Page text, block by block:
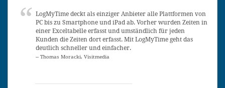
LogMyTime deckt als einziger Anbieter alle Plattformen von
PC bis zu Smartphone und iPad ab. Vorher wurden Zeiten in
einer Exceltabelle erfasst und umständlich für jeden
Kunden die Zeiten dort erfasst. Mit LogMyTime geht das
deutlich schneller und einfacher.
-- Thomas Moracki, Visitmedia